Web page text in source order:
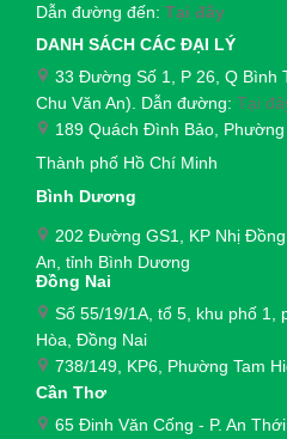
Dẫn đường đến: Tại đây
DANH SÁCH CÁC ĐẠI LÝ
33 Đường Số 1, P 26, Q Bình
Chu Văn An). Dẫn đường: Tại
189 Quách Đình Bảo,
Thành phố Hồ Chí Minh
Bình Dương
202 Đường GS1, KP Nhị
An, tỉnh Bình Dương
Đồng Nai
Số 55/19/1A, tổ 5, khu phố 1,
Hòa, Đồng Nai
738/149, KP6, Phường Tam
Cần Thơ
65 Đinh Văn Cống - P. An